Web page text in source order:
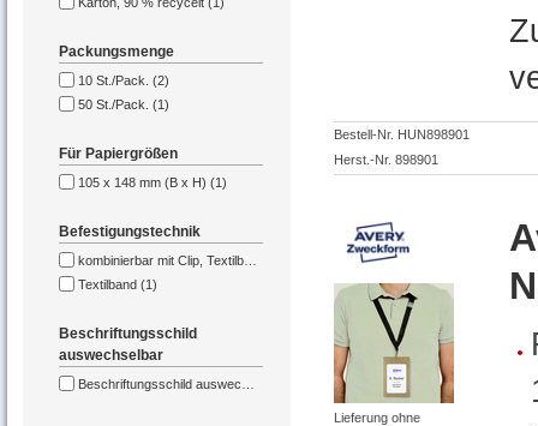
Packungsmenge
10 St./Pack. (2)
50 St./Pack. (1)
Für Papiergrößen
105 x 148 mm (B x H) (1)
Befestigungstechnik
Textilband (1)
Beschriftungsschild
auswechselbar
Bestell-Nr. HUN898901
Herst.-Nr. 898901
Lieferung ohne